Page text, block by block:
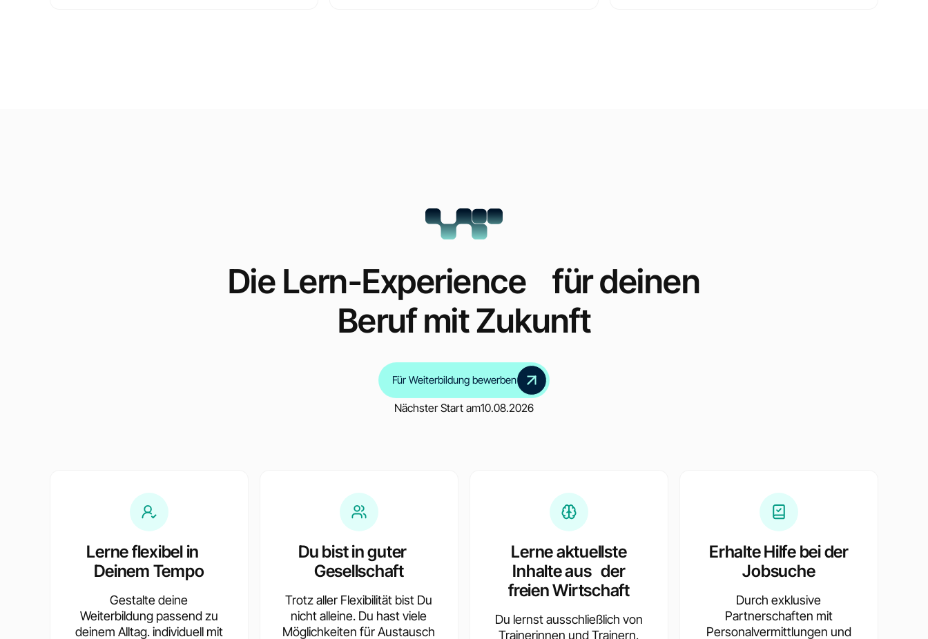
Die Lern-Experience für deinen
Beruf mit Zukunft
Für Weiterbildung bewerben
Nächster Start am10.08.2026
Lerne flexibel in
Deinem Tempo
Gestalte deine
Weiterbildung passend zu
deinem Alltag. individuell mit
Du bist in guter
Gesellschaft
Trotz aller Flexibilität bist Du
nicht alleine. Du hast viele
Möglichkeiten für Austausch
Lerne aktuellste
Inhalte aus der
freien Wirtschaft
Du lernst ausschließlich von
Trainerinnen und Trainern,
Erhalte Hilfe bei der
Jobsuche
Durch exklusive
Partnerschaften mit
Personalvermittlungen und